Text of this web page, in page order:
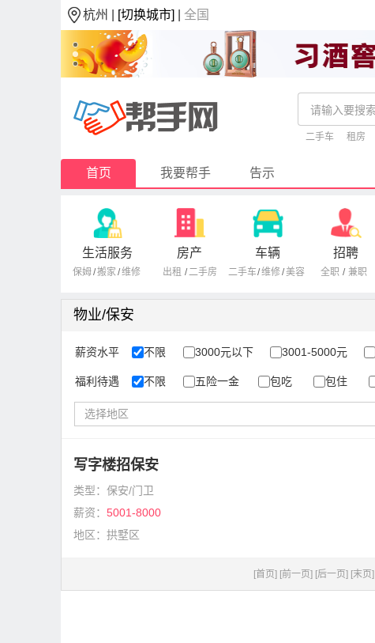
杭州 | [切换城市] |全国
二手车 租房
首页 我要帮手 告示
生活服务
保姆/搬家 /维修
房产
出租 /二手房
车辆
二手车/维修/美容
招聘
全职 / 兼职
物业/保安
薪资水平 不限 3000元以下 3001-5000元
福利待遇 不限 五险一金 包吃 包住
选择地区
写字楼招保安
类型：保安/门卫
薪资： 5001-8000
地区：拱墅区
[首页] [前一页] [后一页] [末页]